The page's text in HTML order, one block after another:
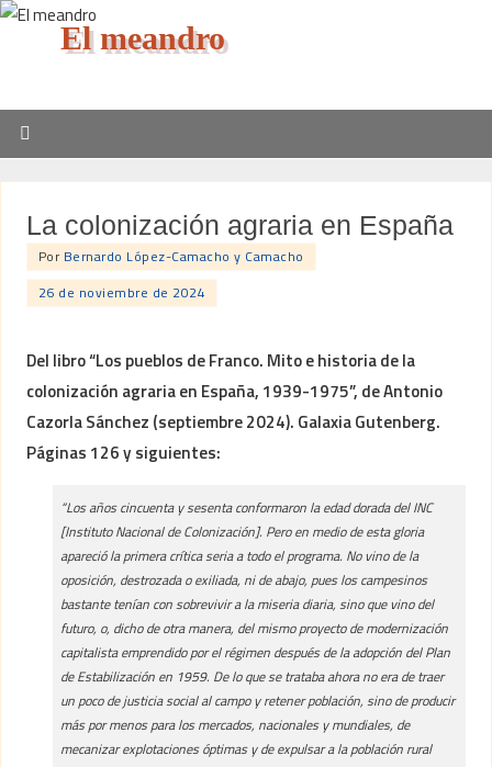
El meandro
La colonización agraria en España
Por Bernardo López-Camacho y Camacho
26 de noviembre de 2024
Del libro “Los pueblos de Franco. Mito e historia de la
colonización agraria en España, 1939-1975”, de Antonio
Cazorla Sánchez (septiembre 2024). Galaxia Gutenberg.
Páginas 126 y siguientes:
“Los años cincuenta y sesenta conformaron la edad dorada del INC
[Instituto Nacional de Colonización]. Pero en medio de esta gloria
apareció la primera crítica seria a todo el programa. No vino de la
oposición, destrozada o exiliada, ni de abajo, pues los campesinos
bastante tenían con sobrevivir a la miseria diaria, sino que vino del
futuro, o, dicho de otra manera, del mismo proyecto de modernización
capitalista emprendido por el régimen después de la adopción del Plan
de Estabilización en 1959. De lo que se trataba ahora no era de traer
un poco de justicia social al campo y retener población, sino de producir
más por menos para los mercados, nacionales y mundiales, de
mecanizar explotaciones óptimas y de expulsar a la población rural